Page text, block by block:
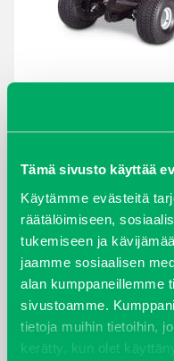
Tämä sivusto käyttää
Käytämme evästeitä
räätälöimiseen,
tukemiseen ja
jaamme sosiaalisen
alan kumppaneillemme
sivustoamme.
tietoja muihin tietoihin,
kerätty, kun olet
elokuu 2024
syyskuu 2023
joulukuu 2022
huhtikuu 2022